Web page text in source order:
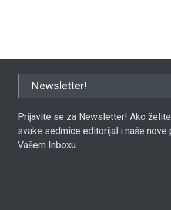
Newsletter!
Prijavite se za Newsletter! Ako
svake sedmice editorijal i naše nove
Vašem Inboxu.